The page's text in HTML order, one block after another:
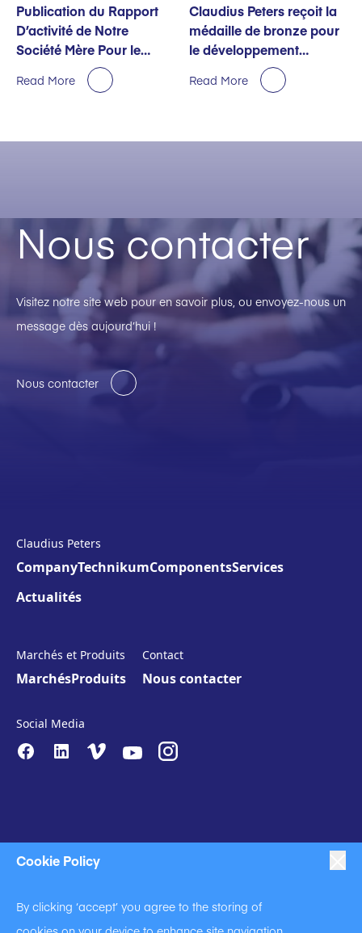
Cookie Policy
By clicking ‘accept’ you agree to the storing of
Publication du Rapport
D’activité de Notre
Société Mère Pour le
Premier Semestre
Read More
Claudius Peters reçoit la
médaille de bronze pour
le développement
durable décernée par
EcoVadis
Read More
Nous contacter
Visitez notre site web pour en savoir plus, ou envoyez-nous un
message dès aujourd’hui !
Nous contacter
Claudius Peters
CompanyTechnikumComponentsServices
Actualités
Marchés et Produits
MarchésProduits
Contact
Nous contacter
Social Media
Code of Business Conduct |